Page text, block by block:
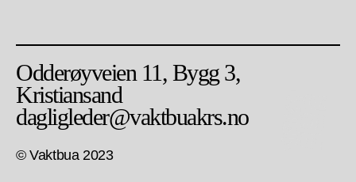
Odderøyveien 11, Bygg 3,
Kristiansand
dagligleder@vaktbuakrs.no
© Vaktbua 2023